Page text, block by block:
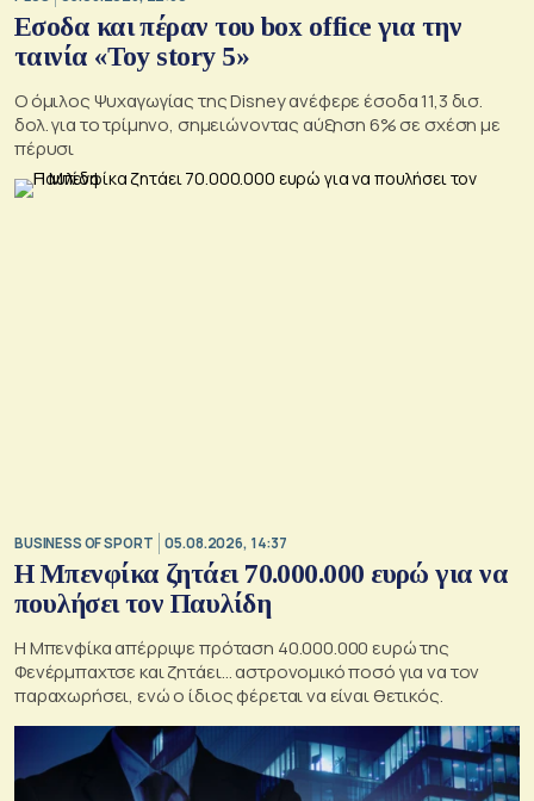
Εσοδα και πέραν του box office για την
ταινία «Toy story 5»
Ο όμιλος Ψυχαγωγίας της Disney ανέφερε έσοδα 11,3 δισ.
δολ. για το τρίμηνο, σημειώνοντας αύξηση 6% σε σχέση με
πέρυσι
BUSINESS OF SPORT 05.08.2026, 14:37
Η Μπενφίκα ζητάει 70.000.000 ευρώ για να
πουλήσει τον Παυλίδη
Η Μπενφίκα απέρριψε πρόταση 40.000.000 ευρώ της
Φενέρμπαχτσε και ζητάει… αστρονομικό ποσό για να τον
παραχωρήσει, ενώ ο ίδιος φέρεται να είναι θετικός.